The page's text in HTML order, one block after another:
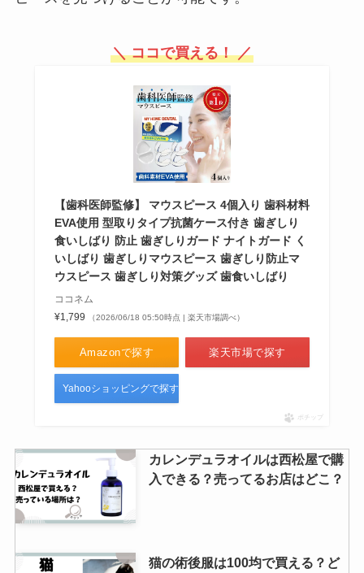
＼ ココで買える！ ／
【歯科医師監修】 マウスピース 4個入り 歯科材料
EVA使用 型取りタイプ抗菌ケース付き 歯ぎしり
食いしばり 防止 歯ぎしりガード ナイトガード く
いしばり 歯ぎしりマウスピース 歯ぎしり防止マ
ウスピース 歯ぎしり対策グッズ 歯食いしばり
ココネム
¥1,799
（2026/06/18 05:50時点 | 楽天市場調べ）
Amazonで探す 楽天市場で探す
Yahooショッピングで探す
ポチップ
カレンデュラオイルは西松屋で購
入できる？売ってるお店はどこ？
猫の術後服は100均で買える？ど